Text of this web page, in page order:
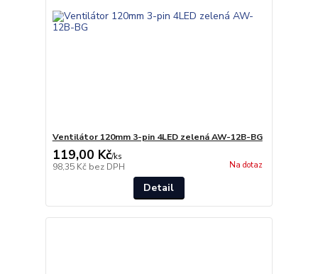
Ventilátor 120mm 3-pin 4LED zelená AW-12B-BG
119,00 Kč/ks
98,35 Kč bez DPH Na dotaz
Detail